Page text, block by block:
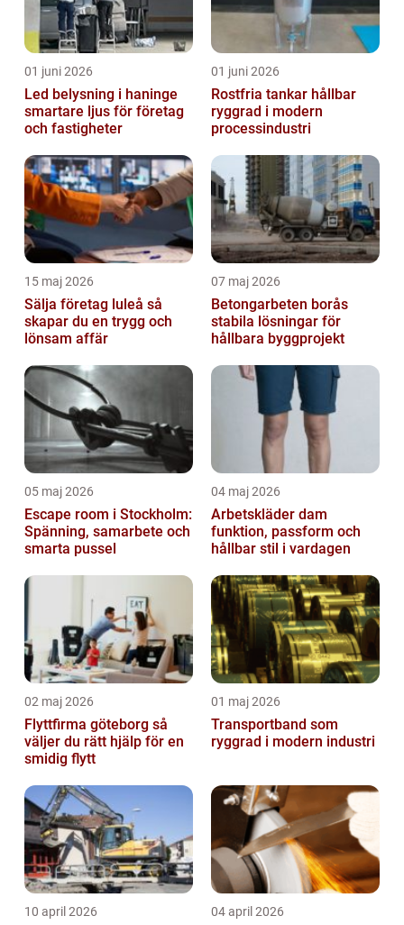
01 juni 2026
Led belysning i haninge
smartare ljus för företag
och fastigheter
01 juni 2026
Rostfria tankar hållbar
ryggrad i modern
processindustri
15 maj 2026
Sälja företag luleå så
skapar du en trygg och
lönsam affär
07 maj 2026
Betongarbeten borås
stabila lösningar för
hållbara byggprojekt
05 maj 2026
Escape room i Stockholm:
Spänning, samarbete och
smarta pussel
04 maj 2026
Arbetskläder dam
funktion, passform och
hållbar stil i vardagen
02 maj 2026
Flyttfirma göteborg så
väljer du rätt hjälp för en
smidig flytt
01 maj 2026
Transportband som
ryggrad i modern industri
10 april 2026 04 april 2026